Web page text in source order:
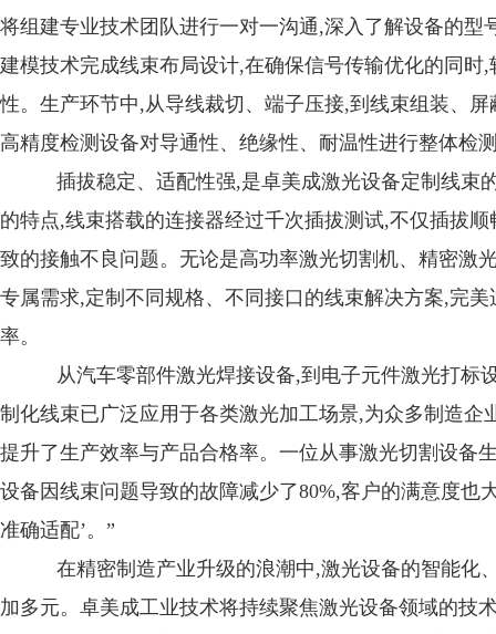
将组建专业技术团队进行一对一沟通,深入了解设备的
建模技术完成线束布局设计,在确保信号传输优化的同
性。生产环节中,从导线裁切、端子压接,到线束组装、
高精度检测设备对导通性、绝缘性、耐温性进行整体
插拔稳定、适配性强,是卓美成激光设备定制线束
的特点,线束搭载的连接器经过千次插拔测试,不仅插拔
致的接触不良问题。无论是高功率激光切割机、精密激
专属需求,定制不同规格、不同接口的线束解决方案,完
率。
从汽车零部件激光焊接设备,到电子元件激光打标
制化线束已广泛应用于各类激光加工场景,为众多制造
提升了生产效率与产品合格率。一位从事激光切割设备
设备因线束问题导致的故障减少了80%,客户的满意度也
准确适配’。”
在精密制造产业升级的浪潮中,激光设备的智能化
加多元。卓美成工业技术将持续聚焦激光设备领域的技